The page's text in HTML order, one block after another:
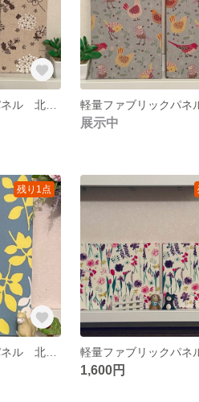
展示中
残り1点
1,600円